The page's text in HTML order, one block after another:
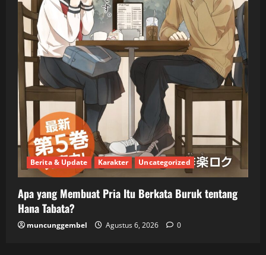
Berita & Update Karakter Uncategorized
Apa yang Membuat Pria Itu Berkata Buruk tentang
Hana Tabata?
muncunggembel Agustus 6, 2026 0